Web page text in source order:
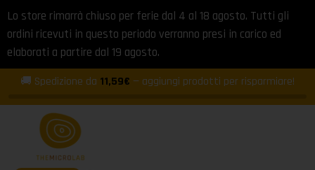
Lo store rimarrà chiuso per ferie dal 4 al 18 agosto. Tutti gli
ordini ricevuti in questo periodo verranno presi in carico ed
elaborati a partire dal 19 agosto.
🚚 Spedizione da 11,59€ — aggiungi prodotti per risparmiare!